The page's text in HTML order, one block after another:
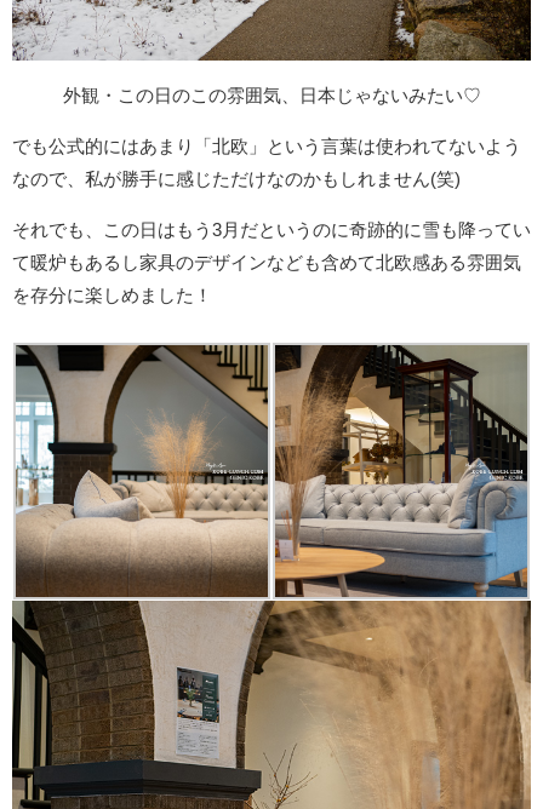
外観・この日のこの雰囲気、日本じゃないみたい♡
でも公式的にはあまり「北欧」という言葉は使われてないよう
なので、私が勝手に感じただけなのかもしれません(笑)
それでも、この日はもう3月だというのに奇跡的に雪も降ってい
て暖炉もあるし家具のデザインなども含めて北欧感ある雰囲気
を存分に楽しめました！